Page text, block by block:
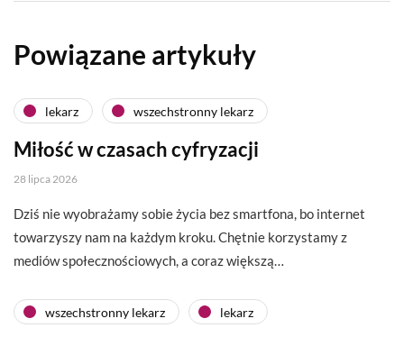
Powiązane artykuły
lekarz wszechstronny lekarz
Miłość w czasach cyfryzacji
28 lipca 2026
Dziś nie wyobrażamy sobie życia bez smartfona, bo internet
towarzyszy nam na każdym kroku. Chętnie korzystamy z
mediów społecznościowych, a coraz większą…
wszechstronny lekarz lekarz